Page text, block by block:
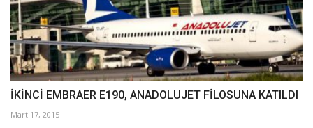
İKİNCİ EMBRAER E190, ANADOLUJET FİLOSUNA KATILDI
Mart 17, 2015